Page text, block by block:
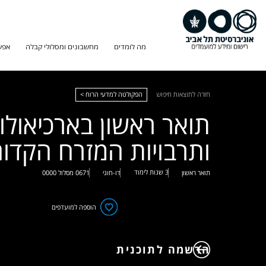
מה לומדים מחשבונים ומסלולי קבלה
חזרה לתוצאות חיפוש הפקולטה למדעי הרוח >
תואר ראשון
ותרבויות המזרח
תואר ראשון 3 שנות לימוד דו-חוגי 0671 מסלול 0000
הוספה למועדפים
הרשמה לתוכנית